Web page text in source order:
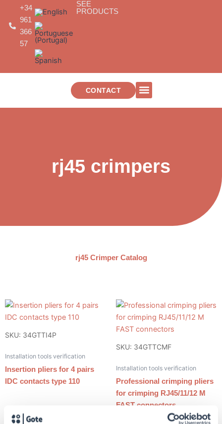
content
+34
961
366
57
SEE
PRODUCTS
CONTACT
rj45 crimpers
rj45 Crimper Catalog
SKU: 34GTTI4P
Installation tools verification
Insertion pliers for 4 pairs
IDC contacts type 110
SKU: 34GTTCMF
Installation tools verification
Professional crimping pliers
for crimping RJ45/11/12 M
FAST connectors